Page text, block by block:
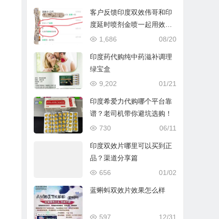
客户反馈印度双效伟哥和印
度延时喷剂金喷一起用效果
无敌
08/20
1,686
印度药代购纯中药滋补调理
绿宝盒
01/21
9,202
印度希爱力代购哪个平台靠
谱？老司机带你避坑选购！
06/11
730
印度双效片哪里可以买到正
品？渠道分享篇
01/02
656
蓝蝌蚪双效片效果怎么样
12/31
597